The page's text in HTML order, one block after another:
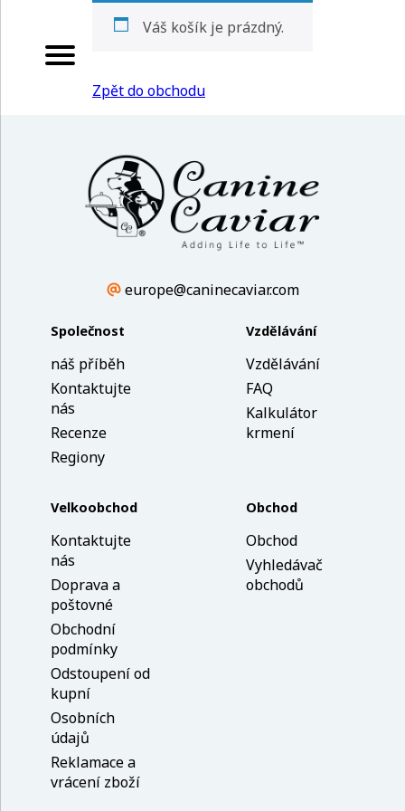
Váš košík je prázdný.
Zpět do obchodu
europe@caninecaviar.com
Společnost
náš příběh
Kontaktujte
nás
Recenze
Regiony
Vzdělávání
Vzdělávání
FAQ
Kalkulátor
krmení
Velkoobchod
Kontaktujte
nás
Doprava a
poštovné
Obchodní
podmínky
Odstoupení od
kupní
Osobních
údajů
Reklamace a
vrácení zboží
Obchod
Obchod
Vyhledávač
obchodů